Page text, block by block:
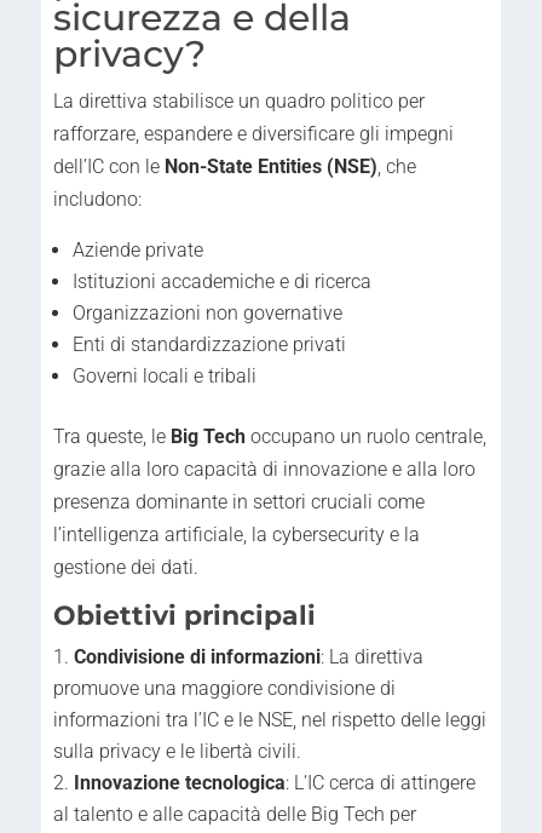
sicurezza e della
privacy?
La direttiva stabilisce un quadro politico per
rafforzare, espandere e diversificare gli impegni
dell’IC con le Non-State Entities (NSE), che
includono:
Aziende private
Istituzioni accademiche e di ricerca
Organizzazioni non governative
Enti di standardizzazione privati
Governi locali e tribali
Tra queste, le Big Techoccupano un ruolo centrale,
grazie alla loro capacità di innovazione e alla loro
presenza dominante in settori cruciali come
l’intelligenza artificiale, la cybersecurity e la
gestione dei dati.
Obiettivi principali
Condivisione di informazioni: La direttiva
promuove una maggiore condivisione di
informazioni tra l’IC e le NSE, nel rispetto delle leggi
sulla privacy e le libertà civili.
Innovazione tecnologica: L’IC cerca di attingere
al talento e alle capacità delle Big Tech per